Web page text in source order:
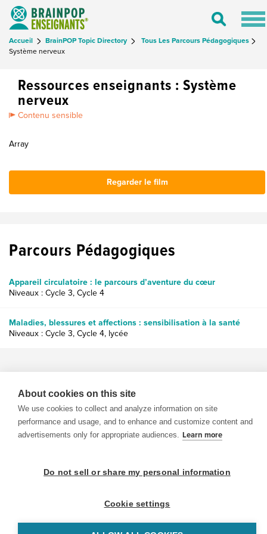
Toggle
Accueil BrainPOP Topic Directory
Tous Les Parcours Pédagogiques
Système nerveux
Ressources enseignants : Système
nerveux
Contenu sensible
Array
Regarder le film
Parcours Pédagogiques
Appareil circulatoire : le parcours d’aventure du cœur
Niveaux : Cycle 3, Cycle 4
Maladies, blessures et affections : sensibilisation à la santé
Niveaux : Cycle 3, Cycle 4, lycée
© 1999-2026 BrainPOP. Tous droits réservés.
enseignants is proudly powered byWordPress. Built bySlipFire Web Development
About cookies on this site
We use cookies to collect and analyze information on site
performance and usage, and to enhance and customize content and
advertisements only for appropriate audiences. Learn more
Do not sell or share my personal information
Cookie settings